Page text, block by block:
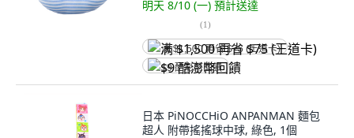
明天 8/10 (一) 預計送達
(1)
满 $1,500 再省 $75 (王道卡)
$9 酷澎幣回饋
日本 PiNOCCHiO ANPANMAN 麵包
超人 附帶搖搖球中球, 綠色, 1個